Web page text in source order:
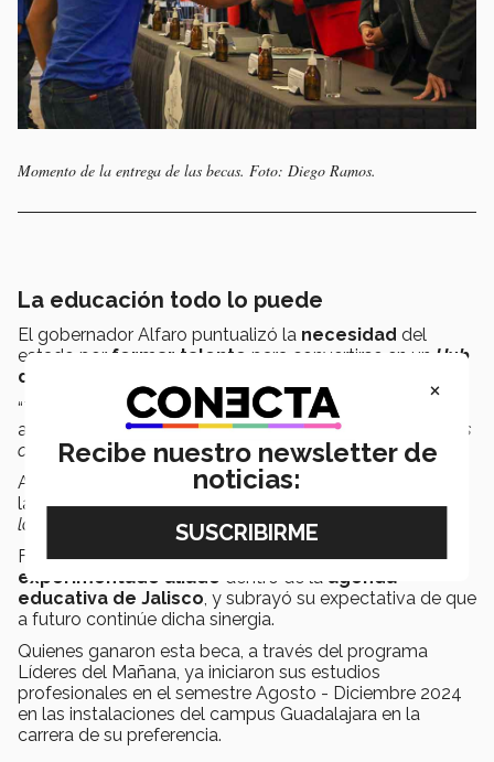
Momento de la entrega de las becas. Foto: Diego Ramos.
La educación todo lo puede
El gobernador Alfaro puntualizó la necesidad del
estado por formar talento para convertirse en un Hub
de innovación y desarrollo
“Todo esto tiene que ver con unaapuesta integral
afirmó el gobernador “que hoy se empieza a ver con más
claridad”.
Alfaro, al igual que Rocha, destacó durante su mensaje
la
conexión entre el estado y las instituciones“de
las que nos sentimos tan orgullosos”.
Finalmente, agradeció al Tec por ser unimportante y
experimentado aliado dentro de la agenda
educativa de Jalisco , y subrayó su expectativa de que
a futuro continúe dicha sinergia.
Quienes ganaron esta beca, a través del programa
Líderes del Mañana, ya iniciaron sus estudios
profesionales en el semestre Agosto - Diciembre 2024
en las instalaciones del campus Guadalajara en la
carrera de su preferencia.
×
Recibe nuestro newsletter de
noticias: